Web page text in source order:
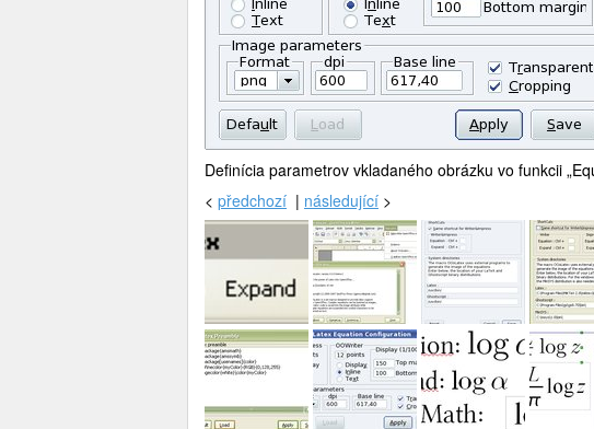
Definícia parametrov vkladaného obrázku vo funkcii
< předchozí | následující >